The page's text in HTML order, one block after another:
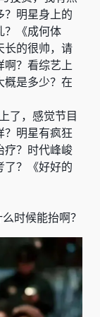
？ 明星身上的
？
《成何体
长的很帅，请
啊？ 看综艺上
概是多少？在
了，感觉节目
？ 明星有疯狂
疗？ 时代峰峻
了？《好好的
时候能抬啊？